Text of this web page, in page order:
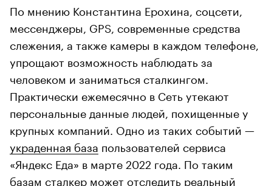
По мнению Константина Ерохина, соцсети,
мессенджеры, GPS, современные средства
слежения, а также камеры в каждом телефоне,
упрощают возможность наблюдать за
человеком и заниматься сталкингом.
Практически ежемесячно в Сеть утекают
персональные данные людей, похищенные у
крупных компаний. Одно из таких событий —
украденная база пользователей сервиса
«Яндекс Еда» в марте 2022 года. По таким
базам сталкер может отследить реальный